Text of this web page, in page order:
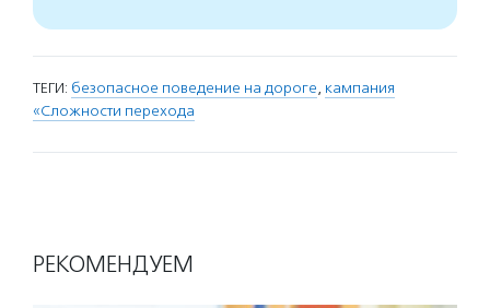
ТЕГИ: безопасное поведение на дороге, кампания
«Сложности перехода
РЕКОМЕНДУЕМ